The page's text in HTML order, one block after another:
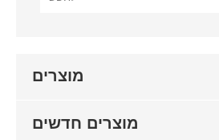
מוצרים
מוצרים חדשים